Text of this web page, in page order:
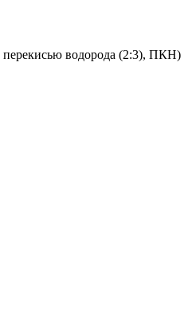
перекисью водорода (2:3), ПКН)